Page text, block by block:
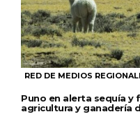
RED DE MEDIOS
Puno en alerta sequía y
agricultura y ganadería